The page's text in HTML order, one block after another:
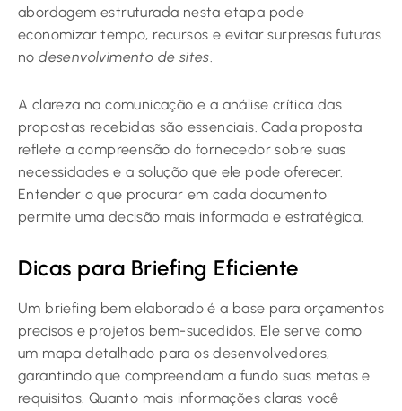
abordagem estruturada nesta etapa pode
economizar tempo, recursos e evitar surpresas futuras
nodesenvolvimento de sites.
A clareza na comunicação e a análise crítica das
propostas recebidas são essenciais. Cada proposta
reflete a compreensão do fornecedor sobre suas
necessidades e a solução que ele pode oferecer.
Entender o que procurar em cada documento
permite uma decisão mais informada e estratégica.
Dicas para Briefing Eficiente
Um briefing bem elaborado é a base para orçamentos
precisos e projetos bem-sucedidos. Ele serve como
um mapa detalhado para os desenvolvedores,
garantindo que compreendam a fundo suas metas e
requisitos. Quanto mais informações claras você